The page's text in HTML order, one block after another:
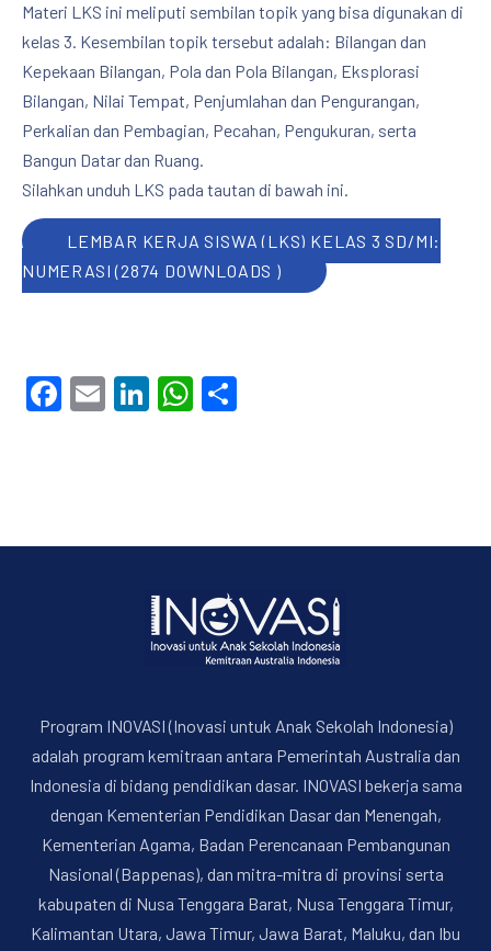
Materi LKS ini meliputi sembilan topik yang bisa digunakan di
kelas 3. Kesembilan topik tersebut adalah: Bilangan dan
Kepekaan Bilangan, Pola dan Pola Bilangan, Eksplorasi
Bilangan, Nilai Tempat, Penjumlahan dan Pengurangan,
Perkalian dan Pembagian, Pecahan, Pengukuran, serta
Bangun Datar dan Ruang.
Silahkan unduh LKS pada tautan di bawah ini.
LEMBAR KERJA SISWA (LKS) KELAS 3 SD/MI:
NUMERASI (2874 DOWNLOADS )
Facebook
EmailLinkedIn
WhatsApp
Program INOVASI (Inovasi untuk Anak Sekolah Indonesia)
adalah program kemitraan antara Pemerintah Australia dan
Indonesia di bidang pendidikan dasar. INOVASI bekerja sama
dengan Kementerian Pendidikan Dasar dan Menengah,
Kementerian Agama, Badan Perencanaan Pembangunan
Nasional (Bappenas), dan mitra-mitra di provinsi serta
kabupaten di Nusa Tenggara Barat, Nusa Tenggara Timur,
Kalimantan Utara, Jawa Timur, Jawa Barat, Maluku, dan Ibu
PREVIOUS